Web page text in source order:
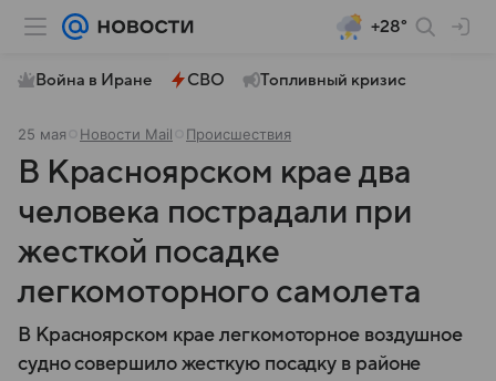
+28°
Война в Иране СВО Топливный кризис
25 мая Новости Mail Происшествия
В Красноярском крае два
человека пострадали при
жесткой посадке
легкомоторного самолета
В Красноярском крае легкомоторное воздушное
судно совершило жесткую посадку в районе